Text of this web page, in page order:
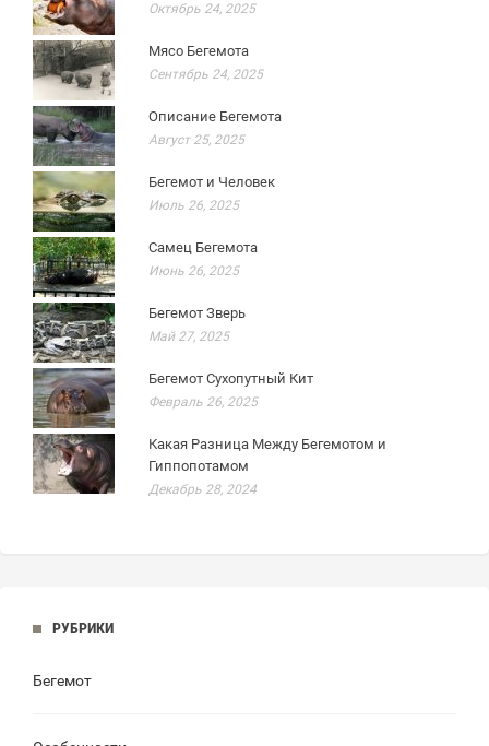
Октябрь 24, 2025
Мясо Бегемота
Сентябрь 24, 2025
Описание Бегемота
Август 25, 2025
Бегемот и Человек
Июль 26, 2025
Самец Бегемота
Июнь 26, 2025
Бегемот Зверь
Май 27, 2025
Бегемот Сухопутный Кит
Февраль 26, 2025
Какая Разница Между Бегемотом и
Гиппопотамом
Декабрь 28, 2024
РУБРИКИ
Бегемот